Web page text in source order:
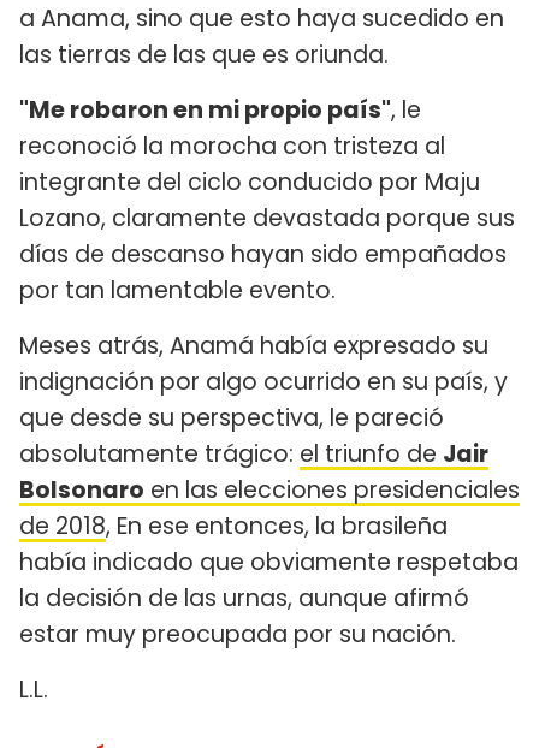
a Anama, sino que esto haya sucedido en
las tierras de las que es oriunda.
"Me robaron en mi propio país", le
reconoció la morocha con tristeza al
integrante del ciclo conducido por Maju
Lozano, claramente devastada porque sus
días de descanso hayan sido empañados
por tan lamentable evento.
Meses atrás, Anamá había expresado su
indignación por algo ocurrido en su país, y
que desde su perspectiva, le pareció
absolutamente trágico: el triunfo de Jair
Bolsonaro en las elecciones presidenciales
de 2018, En ese entonces, la brasileña
había indicado que obviamente respetaba
la decisión de las urnas, aunque afirmó
estar muy preocupada por su nación.
L.L.